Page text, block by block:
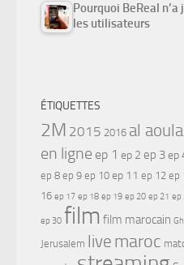
Pourquoi BeReal
les utilisateurs
ÉTIQUETTES
2M 2015 2016 al aoula
en ligne ep 1 ep 2 ep 3ep
ep 8 ep 9 ep 10 ep 11 ep 12 ep
16 ep 17 ep 18 ep 19 ep 20 ep 21 ep
ep 30 film film marocain
Jerusalem live maroc